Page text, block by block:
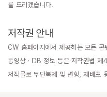
를 드리겠습니다.
저작권 안내
CW 홈페이지에서 제공하는 모든 콘
동영상 · DB 정보 등은 저작권법
저작물로 무단복제 및 변형, 재배포